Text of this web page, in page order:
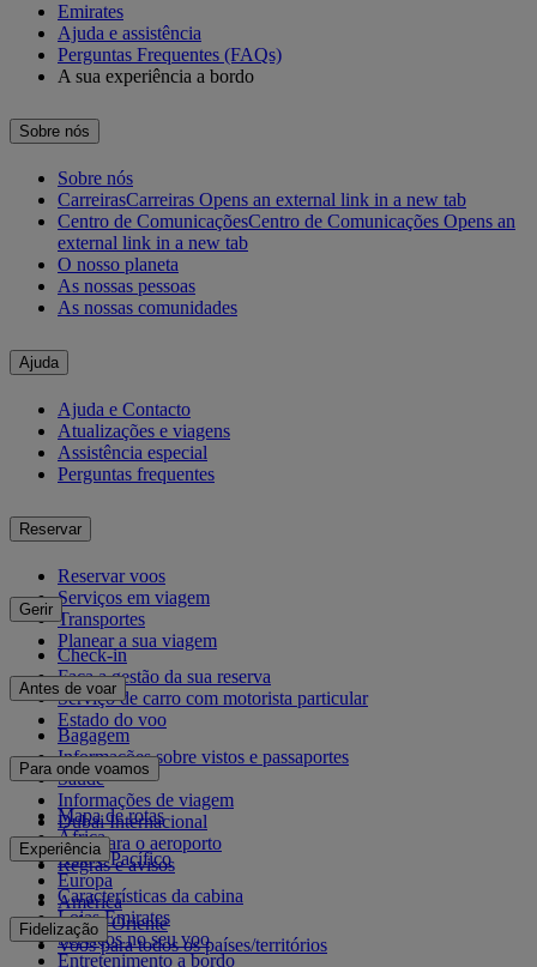
Emirates
Ajuda e assistência
Perguntas Frequentes (FAQs)
A sua experiência a bordo
Sobre nós
Sobre nós
CarreirasCarreiras Opens an external link in a new tab
Centro de ComunicaçõesCentro de Comunicações Opens an
external link in a new tab
O nosso planeta
As nossas pessoas
As nossas comunidades
Ajuda
Ajuda e Contacto
Atualizações e viagens
Assistência especial
Perguntas frequentes
Reservar
Reservar voos
Serviços em viagem
Transportes
Planear a sua viagem
Gerir
Check-in
Faça a gestão da sua reserva
Serviço de carro com motorista particular
Estado do voo
Antes de voar
Bagagem
Informações sobre vistos e passaportes
Saúde
Informações de viagem
Dubai Internacional
De e para o aeroporto
Regras e avisos
Para onde voamos
Mapa de rotas
África
Ásia e Pacífico
Europa
América
Médio Oriente
Voos para todos os países/territórios
Experiência
Características da cabina
Lojas Emirates
Serviços no seu voo
Entretenimento a bordo
Fidelização